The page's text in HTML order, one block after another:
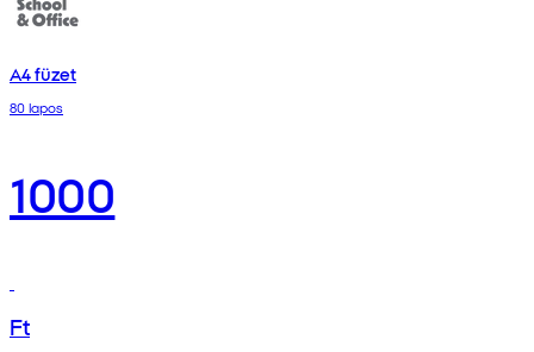
A4 füzet
80 lapos
1000
Ft